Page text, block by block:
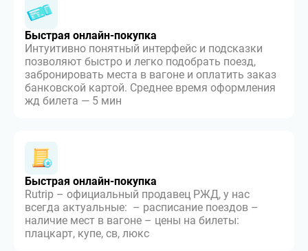
Быстрая онлайн-покупка
Интуитивно понятный интерфейс и подсказки
позволяют быстро и легко подобрать поезд,
забронировать места в вагоне и оплатить заказ
банковской картой. Среднее время оформления
жд билета — 5 мин
Быстрая онлайн-покупка
Rutrip – официальный продавец РЖД, у нас
всегда актуальные: – расписание поездов –
наличие мест в вагоне – цены на билеты:
плацкарт, купе, св, люкс